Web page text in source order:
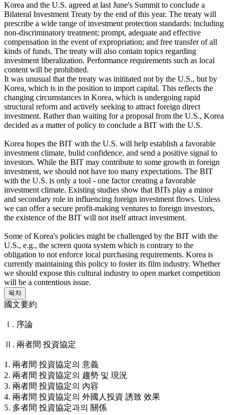
Korea and the U.S. agreed at last June's Summit to conclude a
Bilateral Investment Treaty by the end of this year. The treaty will
prescribe a wide range of investment protection standards: including
non-discriminatory treatment; prompt, adequate and effective
compensation in the event of expropriation; and free transfer of all
kinds of funds. The treaty will also contain topics regarding
investment liberalization. Performance requirements such as local
content will be prohibited.
It was unusual that the treaty was inititated not by the U.S., but by
Korea, which is in the position to import capital. This reflects the
changing circumstances in Korea, which is undergoing rapid
structural reform and actively seeking to attract foreign direct
investment. Rather than waiting for a proposal from the U.S., Korea
decided as a matter of policy to conclude a BIT with the U.S.
Korea hopes the BIT with the U.S. will help establish a favorable
investment climate, bulid confidence, and send a positive signal to
investors. While the BIT may contribute to some growth in foreign
investment, we should not have too many expectations. The BIT
with the U.S. is only a tool - one factor creating a favorable
investment climate. Existing studies show that BITs play a minor
and secondary role in influencing foreign investment flows. Unless
we can offer a secure profit-making ventures to foreign investors,
the existence of the BIT will not itself attract investment.
Some of Korea's policies might be challenged by the BIT with the
U.S., e.g., the screen quota system which is contrary to the
obligation to not enforce local purchasing requirements. Korea is
currently maintaining this policy to foster its film industry. Whether
we should expose this cultural industry to open market competition
will be a contentious issue.
목차
國文要約
Ⅰ. 序論
Ⅱ. 兩者間 投資協定
1. 兩者間 投資協定의 意義
2. 兩者間 投資協定의 趨勢 및 現況
3. 兩者間 投資協定의 內容
4. 兩者間 投資協定의 外國人投資 誘致 效果
5. 多者間 投資協定과의 關係